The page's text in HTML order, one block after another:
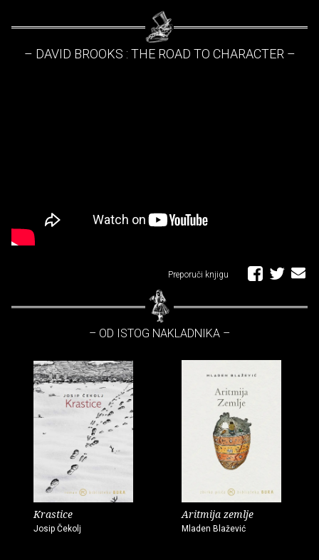
– DAVID BROOKS : THE ROAD TO CHARACTER –
Preporuči knjigu
– OD ISTOG NAKLADNIKA –
Krastice
Josip Čekolj
Aritmija zemlje
Mladen Blažević